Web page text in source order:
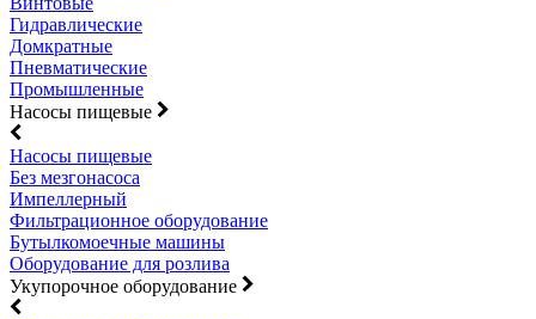
Гидравлические
Домкратные
Пневматические
Промышленные
Насосы пищевые
Насосы пищевые
Без мезгонасоса
Импеллерный
Фильтрационное оборудование
Бутылкомоечные машины
Оборудование для розлива
Укупорочное оборудование